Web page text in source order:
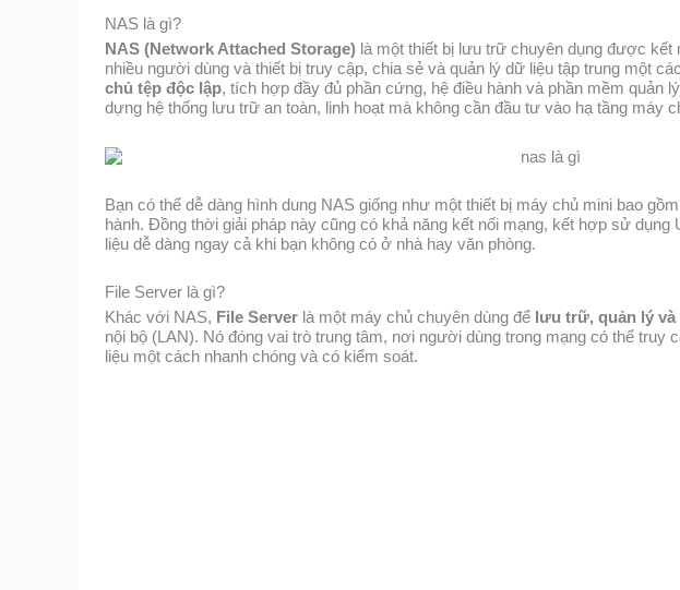
NAS là gì?
NAS (Network Attached Storage) là một thiết bị lưu trữ chuyên dụng được kết
nhiều người dùng và thiết bị truy cập, chia sẻ và quản lý dữ liệu tập trung một
chủ tệp độc lập, tích hợp đầy đủ phần cứng, hệ điều hành và phần mềm quản
dựng hệ thống lưu trữ an toàn, linh hoạt mà không cần đầu tư vào hạ tầng máy
Bạn có thể dễ dàng hình dung NAS giống như một thiết bị máy chủ mini bao
hành. Đồng thời giải pháp này cũng có khả năng kết nối mạng, kết hợp sử
liệu dễ dàng ngay cả khi bạn không có ở nhà hay văn phòng.
File Server là gì?
Khác với NAS, File Server là một máy chủ chuyên dùng để lưu trữ, quản lý và
nội bộ (LAN). Nó đóng vai trò trung tâm, nơi người dùng trong mạng có thể truy
liệu một cách nhanh chóng và có kiểm soát.